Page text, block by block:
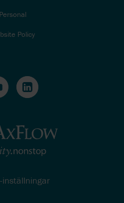
Personal
Policy
inställningar